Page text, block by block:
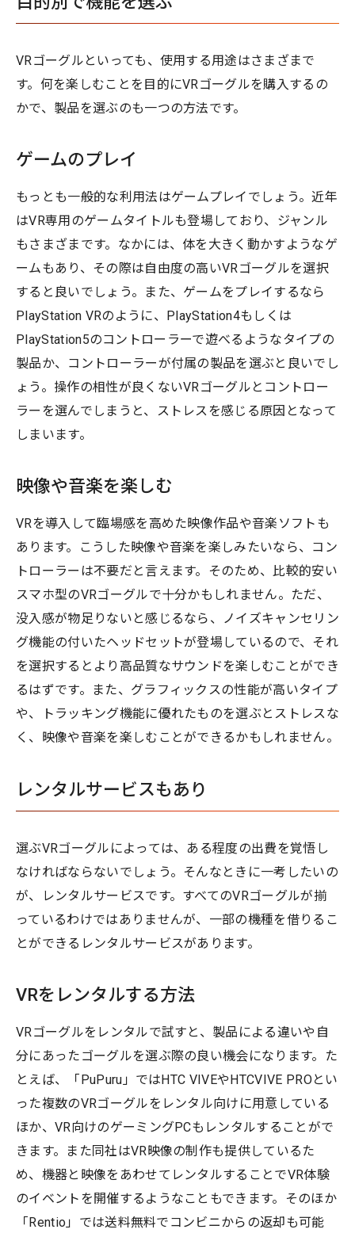
VRゴーグルといっても、使用する用途はさまざまで
す。何を楽しむことを目的にVRゴーグルを購入するの
かで、製品を選ぶのも一つの方法です。
ゲームのプレイ
もっとも一般的な利用法はゲームプレイでしょう。近年
はVR専用のゲームタイトルも登場しており、ジャンル
もさまざまです。なかには、体を大きく動かすようなゲ
ームもあり、その際は自由度の高いVRゴーグルを選択
すると良いでしょう。また、ゲームをプレイするなら
PlayStation VRのように、PlayStation4もしくは
PlayStation5のコントローラーで遊べるようなタイプの
製品か、コントローラーが付属の製品を選ぶと良いでし
ょう。操作の相性が良くないVRゴーグルとコントロー
ラーを選んでしまうと、ストレスを感じる原因となって
しまいます。
映像や音楽を楽しむ
VRを導入して臨場感を高めた映像作品や音楽ソフトも
あります。こうした映像や音楽を楽しみたいなら、コン
トローラーは不要だと言えます。そのため、比較的安い
スマホ型のVRゴーグルで十分かもしれません。ただ、
没入感が物足りないと感じるなら、ノイズキャンセリン
グ機能の付いたヘッドセットが登場しているので、それ
を選択するとより高品質なサウンドを楽しむことができ
るはずです。また、グラフィックスの性能が高いタイプ
や、トラッキング機能に優れたものを選ぶとストレスな
く、映像や音楽を楽しむことができるかもしれません。
レンタルサービスもあり
選ぶVRゴーグルによっては、ある程度の出費を覚悟し
なければならないでしょう。そんなときに一考したいの
が、レンタルサービスです。すべてのVRゴーグルが揃
っているわけではありませんが、一部の機種を借りるこ
とができるレンタルサービスがあります。
VRをレンタルする方法
VRゴーグルをレンタルで試すと、製品による違いや自
分にあったゴーグルを選ぶ際の良い機会になります。た
とえば、「PuPuru」ではHTC VIVEやHTCVIVE PROとい
った複数のVRゴーグルをレンタル向けに用意している
ほか、VR向けのゲーミングPCもレンタルすることがで
きます。また同社はVR映像の制作も提供しているた
め、機器と映像をあわせてレンタルすることでVR体験
のイベントを開催するようなこともできます。そのほか
「Rentio」では送料無料でコンビニからの返却も可能